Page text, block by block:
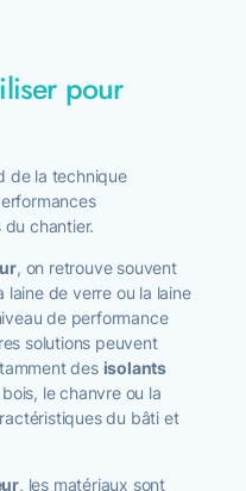
pour
de la technique
chantier.
, on retrouve souvent
laine de verre ou la laine
de performance
solutions peuvent
des isolants
le chanvre ou la
du bâti et
, les matériaux sont